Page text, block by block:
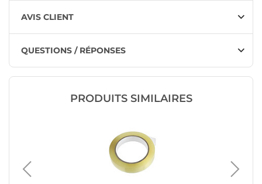
AVIS CLIENT
QUESTIONS / RÉPONSES
PRODUITS SIMILAIRES